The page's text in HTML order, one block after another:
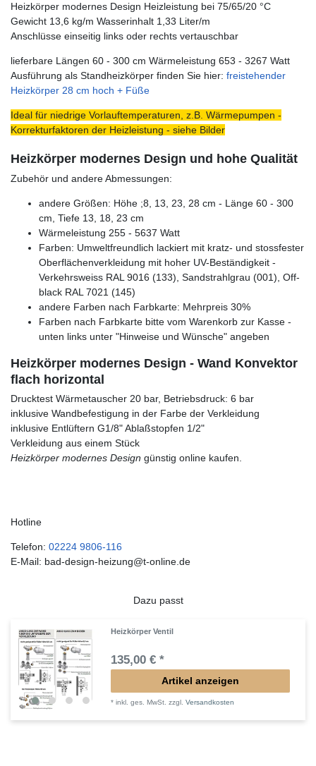
Heizkörper modernes Design Heizleistung bei 75/65/20 °C
Gewicht 13,6 kg/m Wasserinhalt 1,33 Liter/m
Anschlüsse einseitig links oder rechts vertauschbar
lieferbare Längen 60 - 300 cm Wärmeleistung 653 - 3267 Watt
Ausführung als Standheizkörper finden Sie hier: freistehender
Heizkörper 28 cm hoch + Füße
Ideal für niedrige Vorlauftemperaturen, z.B. Wärmepumpen -
Korrekturfaktoren der Heizleistung - siehe Bilder
Heizkörper modernes Design und hohe Qualität
Zubehör und andere Abmessungen:
andere Größen: Höhe ;8, 13, 23, 28 cm - Länge 60 - 300
cm, Tiefe 13, 18, 23 cm
Wärmeleistung 255 - 5637 Watt
Farben: Umweltfreundlich lackiert mit kratz- und stossfester
Oberflächenverkleidung mit hoher UV-Beständigkeit -
Verkehrsweiss RAL 9016 (133), Sandstrahlgrau (001), Off-
black RAL 7021 (145)
andere Farben nach Farbkarte: Mehrpreis 30%
Farben nach Farbkarte bitte vom Warenkorb zur Kasse -
unten links unter "Hinweise und Wünsche" angeben
Heizkörper modernes Design - Wand Konvektor
flach horizontal
Drucktest Wärmetauscher 20 bar, Betriebsdruck: 6 bar
inklusive Wandbefestigung in der Farbe der Verkleidung
inklusive Entlüftern G1/8" Ablaßstopfen 1/2"
Verkleidung aus einem Stück
Heizkörper modernes Design günstig online kaufen.
Hotline
Telefon: 02224 9806-116
E-Mail: bad-design-heizung@t-online.de
Dazu passt
Heizkörper Ventil
135,00 € *
Artikel anzeigen
*inkl. ges. MwSt. zzgl.Versandkosten